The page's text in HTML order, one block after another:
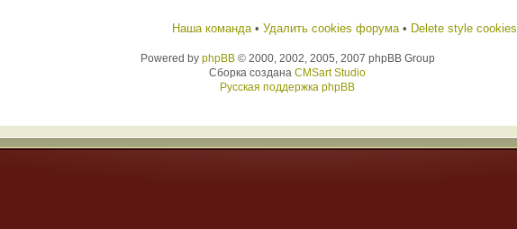
Наша команда• Удалить cookies форума• Delete style cookies
Powered by phpBB© 2000, 2002, 2005, 2007 phpBB Group
Сборка создана CMSart Studio
Русская поддержка phpBB